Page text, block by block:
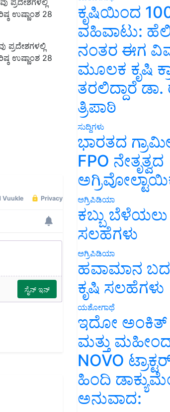
ಉಷ್ಣಾಂಶ 28
ಉಷ್ಣಾಂಶ 28
ಕೃಷಿಯಿಂದ
ವಹಿವಾಟು:
ನಂತರ ಈಗ
ಮೂಲಕ ಕೃಷಿ
ತರಲಿದ್ದಾರೆ
ತ್ರಿಪಾಠಿ
ಸುದ್ದಿಗಳು
ಭಾರತದ
FPO ನೇತೃತ್ವದ
ಅಗ್ರಿಪಿಡಿಯಾ
ಕಬ್ಬು ಬೆಳೆಯಲು
ಸಲಹೆಗಳು
ಅಗ್ರಿಪಿಡಿಯಾ
ಹವಾಮಾನ
ಕೃಷಿ ಸಲಹೆಗಳು
ಯಶೋಗಾಥೆ
ಇದೋ ಅಂಕಿತ್
ಮತ್ತು
NOVO
ಹಿಂದಿ
ಅನುವಾದ: